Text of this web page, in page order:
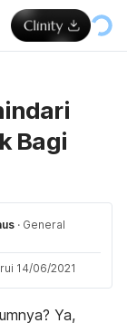
Bagi
· General
14/06/2021
Ya,